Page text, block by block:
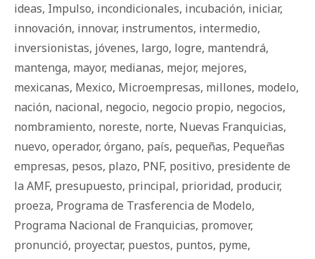
ideas, Impulso, incondicionales, incubación, iniciar,
innovación, innovar, instrumentos, intermedio,
inversionistas, jóvenes, largo, logre, mantendrá,
mantenga, mayor, medianas, mejor, mejores,
mexicanas, Mexico, Microempresas, millones, modelo,
nación, nacional, negocio, negocio propio, negocios,
nombramiento, noreste, norte, Nuevas Franquicias,
nuevo, operador, órgano, país, pequeñas, Pequeñas
empresas, pesos, plazo, PNF, positivo, presidente de
la AMF, presupuesto, principal, prioridad, producir,
proeza, Programa de Trasferencia de Modelo,
Programa Nacional de Franquicias, promover,
pronunció, proyectar, puestos, puntos, pyme,